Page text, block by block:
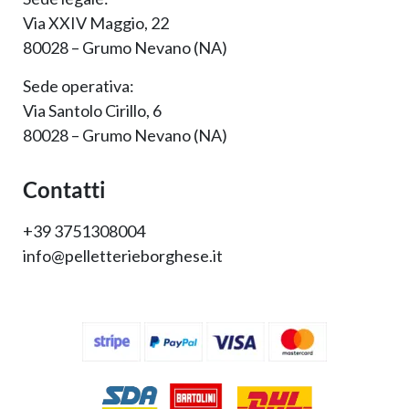
Via XXIV Maggio, 22
80028 – Grumo Nevano (NA)
Sede operativa:
Via Santolo Cirillo, 6
80028 – Grumo Nevano (NA)
Contatti
+39 3751308004
info@pelletterieborghese.it